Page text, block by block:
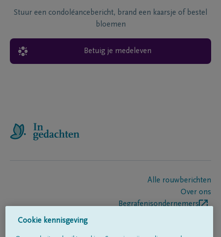
Stuur een condoléancebericht, brand een kaarsje of bestel
bloemen
Betuig je medeleven
Alle rouwberichten
Over ons
Begrafenisondernemers
Cookie kennisgeving